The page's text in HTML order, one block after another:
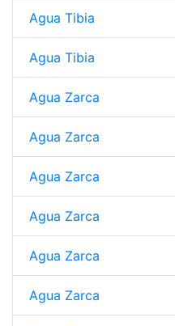
Agua Tibia
Agua Tibia
Agua Zarca
Agua Zarca
Agua Zarca
Agua Zarca
Agua Zarca
Agua Zarca